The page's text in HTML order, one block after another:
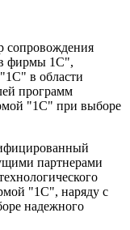
сопровождения
фирмы 1С",
в области
программ
"1С" при выборе
партнерами
"1С", наряду с
надежного